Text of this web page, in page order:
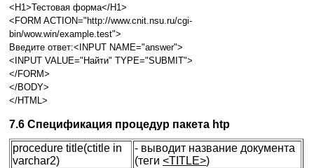
<H1>Тестовая форма</H1>
<FORM ACTION="http://www.cnit.nsu.ru/cgi-
bin/wow.win/example.test">
Введите ответ:<INPUT NAME="answer">
<INPUT VALUE="Найти" TYPE="SUBMIT">
</FORM>
</BODY>
</HTML>
7.6 Спецификация процедур пакета htp
procedure title(ctitle in
varchar2)
- выводит название документа
(теги <TITLE>)